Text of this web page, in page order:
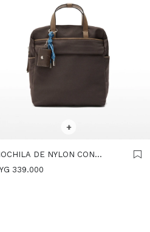
+
DE NYLON CON
- MARRON
339.000